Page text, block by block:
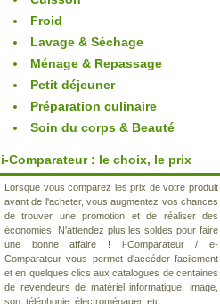
Froid
Lavage & Séchage
Ménage & Repassage
Petit déjeuner
Préparation culinaire
Soin du corps & Beauté
i-Comparateur : le choix, le prix
Lorsque vous comparez les prix de votre produit
avant de l'acheter, vous augmentez vos chances
de trouver une promotion et de réaliser des
économies. N'attendez plus les soldes pour faire
une bonne affaire ! i-Comparateur / e-
Comparateur vous permet d'accéder facilement
et en quelques clics aux catalogues de centaines
de revendeurs de matériel informatique, image,
son, téléphonie, électroménager, etc..